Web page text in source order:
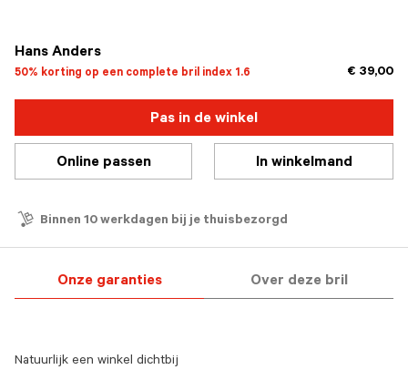
Hans Anders
50% korting op een complete bril index 1.6 € 39,00
Pas in de winkel
Online passen In winkelmand
Binnen 10 werkdagen bij je thuisbezorgd
Onze garanties Over deze bril
Natuurlijk een winkel dichtbij